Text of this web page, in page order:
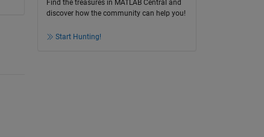
Find the treasures in MATLAB Central and
discover how the community can help you!
Start Hunting!